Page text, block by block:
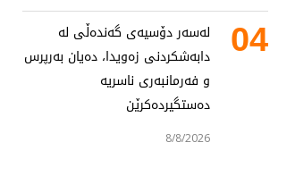
04
لەسەر دۆسیەی گەندەڵی لە
دابەشکردنی زەویدا، دەیان بەرپرس
و فەرمانبەری ناسریە
دەستگیردەکرێن
8/8/2026